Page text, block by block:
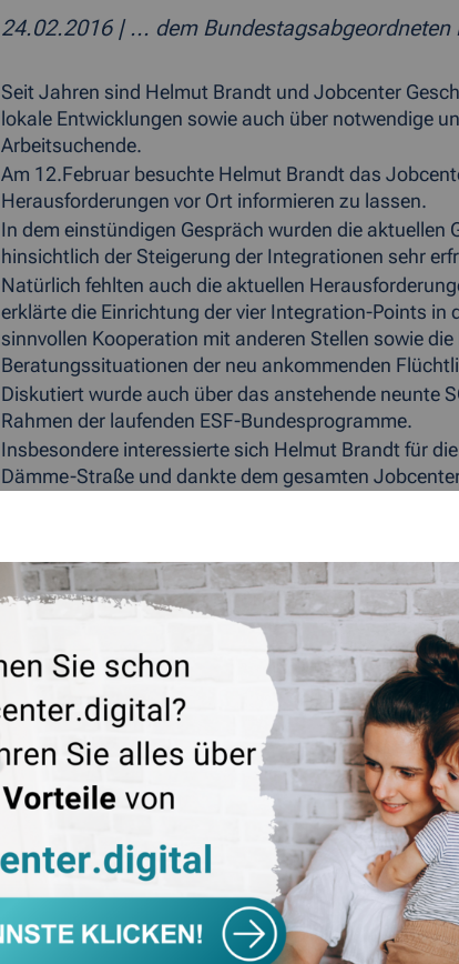
24.02.2016 | ... dem Bundestagsabgeordneten
Seit Jahren sind Helmut Brandt und Jobcenter
lokale Entwicklungen sowie auch über notwendige
Arbeitsuchende.
Am 12.Februar besuchte Helmut Brandt das
Herausforderungen vor Ort informieren zu lassen.
In dem einstündigen Gespräch wurden die
hinsichtlich der Steigerung der Integrationen sehr
Natürlich fehlten auch die aktuellen
erklärte die Einrichtung der vier Integration-Points in
sinnvollen Kooperation mit anderen Stellen sowie
Beratungssituationen der neu ankommenden
Diskutiert wurde auch über das anstehende neunte
Rahmen der laufenden ESF-Bundesprogramme.
Insbesondere interessierte sich Helmut Brandt für
Dämme-Straße und dankte dem gesamten
absehbarer Zeit kommt auf die Jobcenter
die Integration der Menschen zu, die längerfristig
Verabschiedung. Dabei, sind sich alle einig, dürfen
gegeneinander ausgespielt werden.